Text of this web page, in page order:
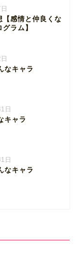
【感情と仲良くな
ラム】
なキャラ
日
キャラ
日
なキャラ